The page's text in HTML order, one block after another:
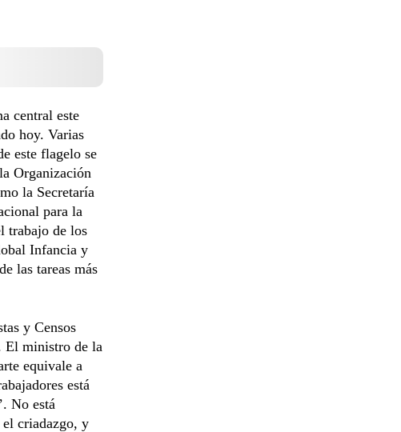
central este
hoy. Varias
este flagelo se
Organización
la Secretaría
para la
trabajo de los
Infancia y
las tareas más
y Censos
El ministro de la
equivale a
está
No está
criadazgo, y